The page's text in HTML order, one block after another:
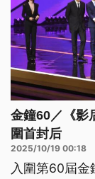
金鐘60／《影
圍首封后
2025/10/19 00:18
入圍第60屆金